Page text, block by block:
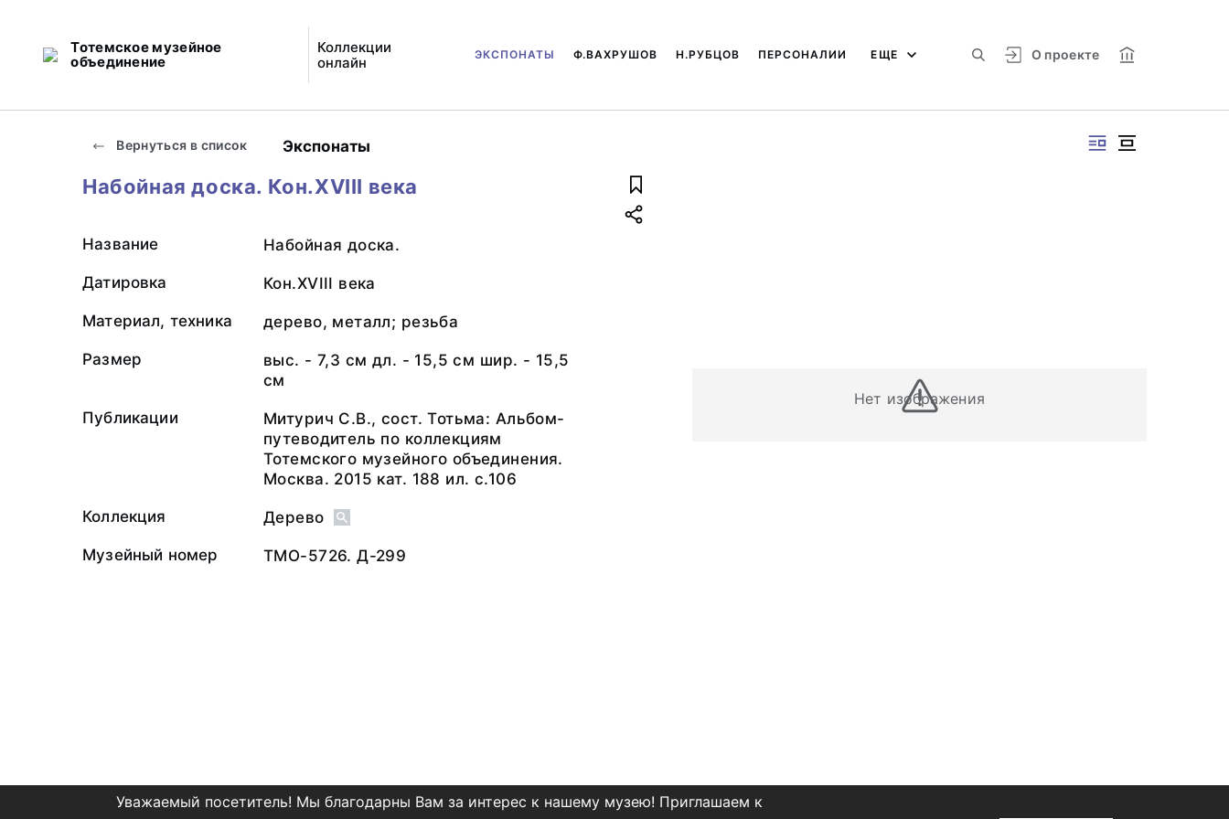
Тотемское музейное
объединение
Коллекции
онлайн
О проекте
ЭКСПОНАТЫ Ф.ВАХРУШОВ Н.РУБЦОВ ПЕРСОНАЛИИ ЕЩЕ
Вернуться в список Экспонаты
Нет изображения
Набойная доска. Кон.XVIII века
Название Набойная доска.
Датировка Кон.XVIII века
Материал, техника дерево, металл; резьба
Размер
выс. - 7,3 см дл. - 15,5 см шир. - 15,5
см
Публикации
Митурич С.В., сост. Тотьма: Альбом-
путеводитель по коллекциям
Тотемского музейного объединения.
Москва. 2015 кат. 188 ил. с.106
Коллекция Дерево
Музейный номер ТМО-5726. Д-299
Уважаемый посетитель! Мы благодарны Вам за интерес к нашему музею! Приглашаем к